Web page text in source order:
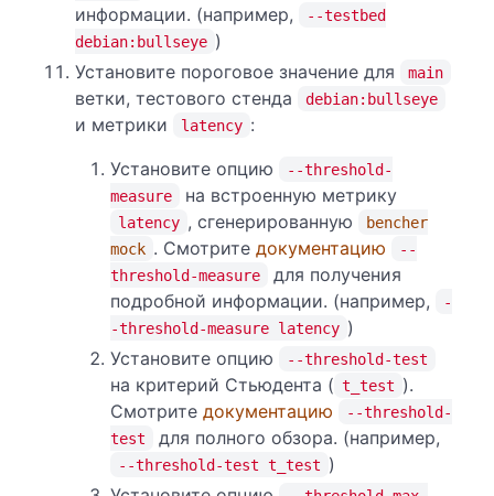
информации. (например,
--testbed
debian:bullseye )
Установите пороговое значение для
main
ветки, тестового стенда debian:bullseye
и метрики latency :
Установите опцию
--threshold-
measure
на встроенную метрику
latency , сгенерированную
bencher
mock . Смотрите документацию
--
threshold-measure
для получения
подробной информации. (например,
-
-threshold-measure latency )
Установите опцию
--threshold-test
на критерий Стьюдента ( t_test ).
Смотрите документацию
--threshold-
test
для полного обзора. (например,
--threshold-test t_test )